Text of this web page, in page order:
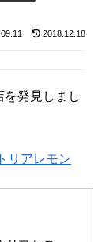
2018.12.18
発見しまし
リアレモン